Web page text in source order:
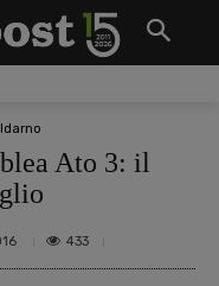
Ato 3: il
433